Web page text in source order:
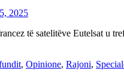
2025
të satelitëve Eutelsat u
, Opinione, Rajoni,